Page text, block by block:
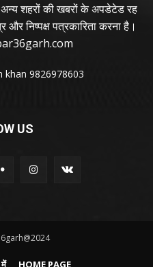
शहरों की खबरों के अपडेटेड रह
निष्पक्ष पत्रकारिता करना है।
khan 9826978603
US
में HOME PAGE